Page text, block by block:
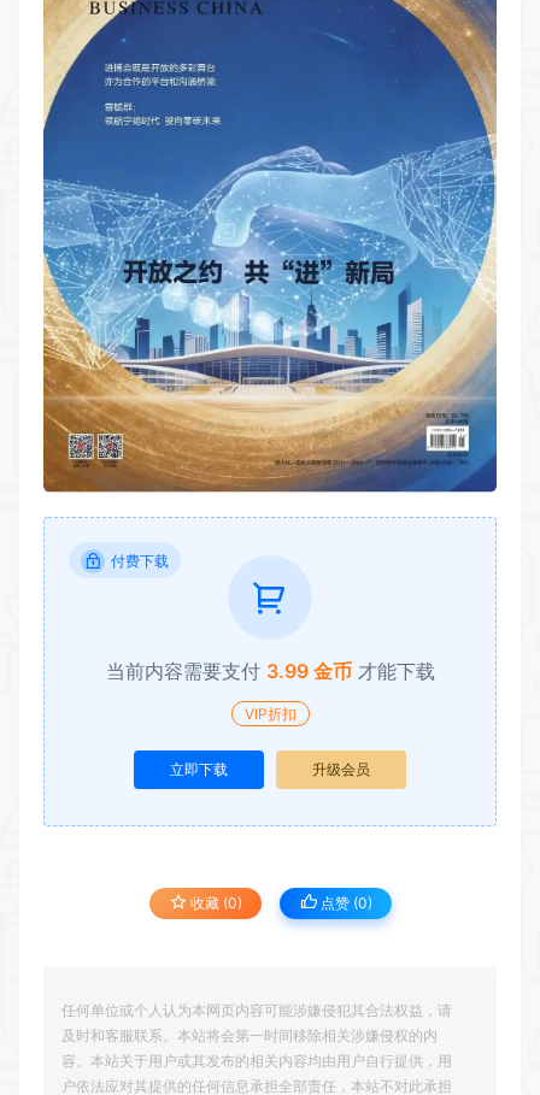
付费下载
当前内容需要支付 3.99 金币 才能下载
VIP折扣
立即下载 升级会员
收藏 (0) 点赞 (0)
任何单位或个人认为本网页内容可能涉嫌侵犯其合法权益，请
及时和客服联系。本站将会第一时间移除相关涉嫌侵权的内
容。本站关于用户或其发布的相关内容均由用户自行提供，用
户依法应对其提供的任何信息承担全部责任，本站不对此承担